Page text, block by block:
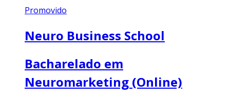
Promovido
Neuro Business School
Bacharelado em
Neuromarketing (Online)